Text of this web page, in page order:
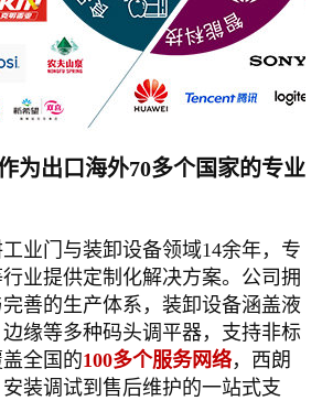
为出口海外70多个国家的专业
门与装卸设备领域14余年，专
业提供定制化解决方案。公司拥
善的生产体系，装卸设备涵盖液
缘等多种码头调平器，支持非标
全国的100多个服务网络，西朗
装调试到售后维护的一站式支